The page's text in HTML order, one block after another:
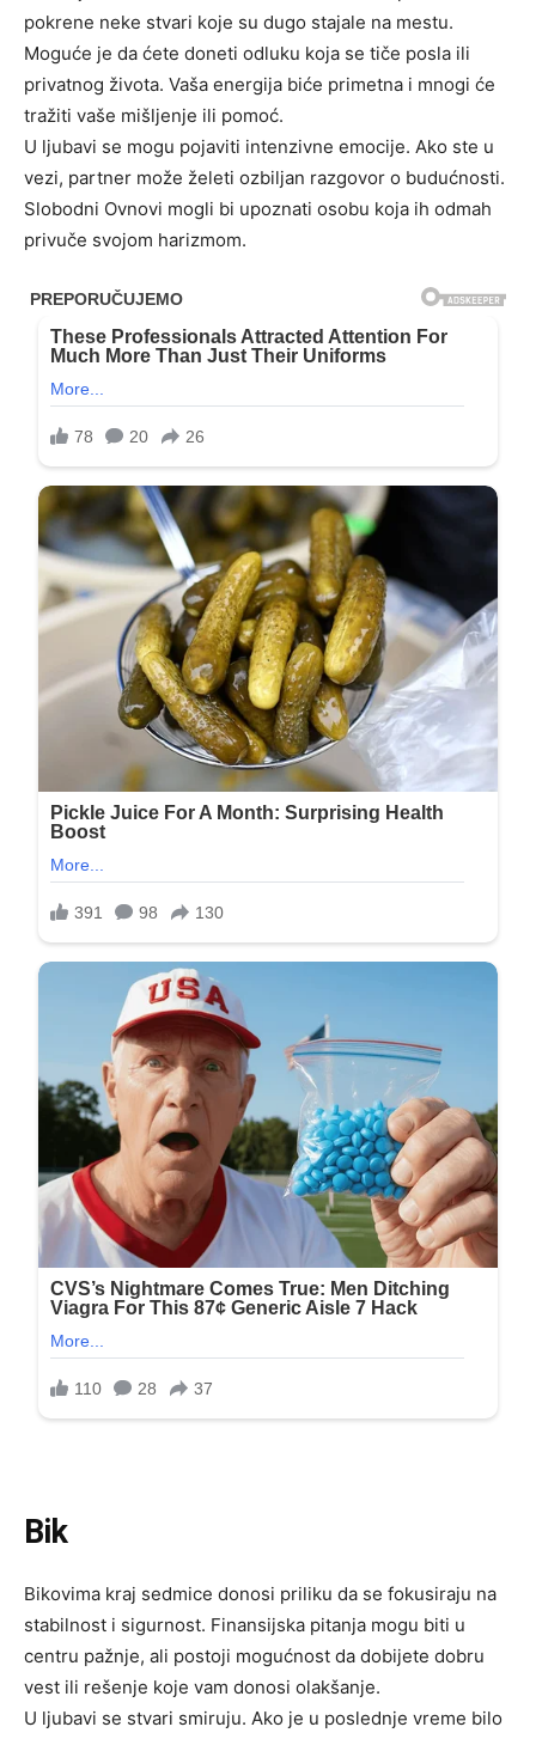
pokrene neke stvari koje su dugo stajale na mestu.
Moguće je da ćete doneti odluku koja se tiče posla ili
privatnog života. Vaša energija biće primetna i mnogi će
tražiti vaše mišljenje ili pomoć.
U ljubavi se mogu pojaviti intenzivne emocije. Ako ste u
vezi, partner može želeti ozbiljan razgovor o budućnosti.
Slobodni Ovnovi mogli bi upoznati osobu koja ih odmah
privuče svojom harizmom.
Bik
Bikovima kraj sedmice donosi priliku da se fokusiraju na
stabilnost i sigurnost. Finansijska pitanja mogu biti u
centru pažnje, ali postoji mogućnost da dobijete dobru
vest ili rešenje koje vam donosi olakšanje.
U ljubavi se stvari smiruju. Ako je u poslednje vreme bilo